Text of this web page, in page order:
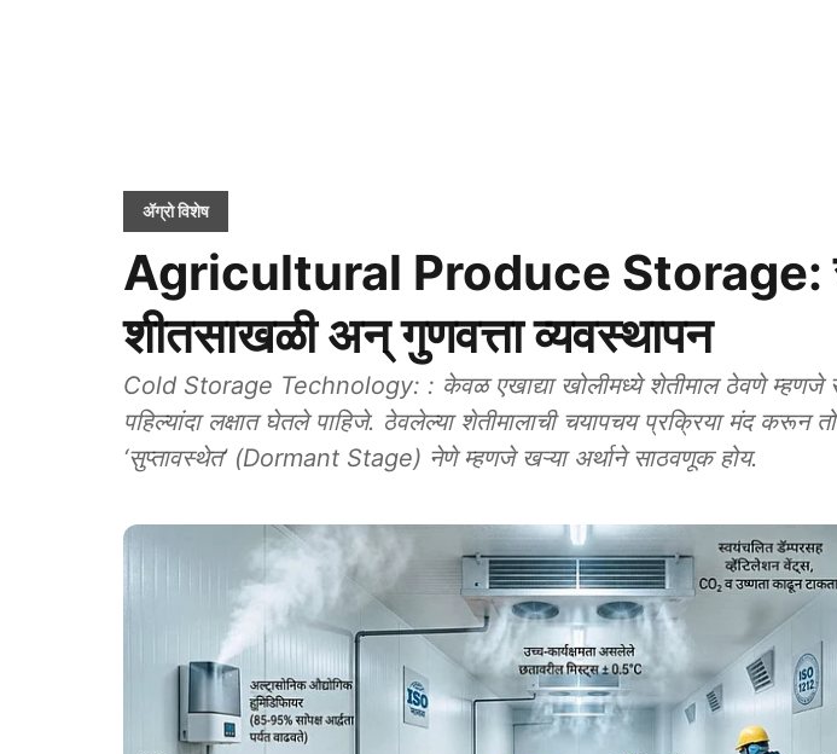
ॲग्रो विशेष
Agricultural Produce Storage:
शीतसाखळी अन् गुणवत्ता व्यवस्थापन
Cold Storage Technology: : केवळ एखाद्या खोलीमध्ये शेतीमाल ठेवणे म्हणजे
पहिल्यांदा लक्षात घेतले पाहिजे. ठेवलेल्या शेतीमालाची चयापचय प्रक्रिया मंद करून
‘सुप्तावस्थेत’ (Dormant Stage) नेणे म्हणजे खऱ्या अर्थाने साठवणूक होय.